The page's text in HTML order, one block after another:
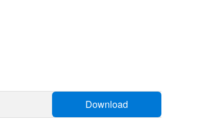
Download